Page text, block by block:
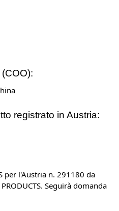
registrato in Austria:
per l'Austria n. 291180 da
Seguirà domanda